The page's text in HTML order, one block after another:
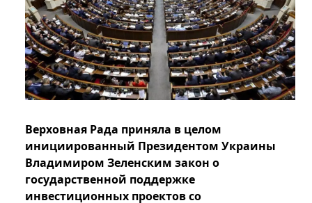
Верховная Рада приняла в целом
инициированный Президентом Украины
Владимиром Зеленским закон о
государственной поддержке
инвестиционных проектов со